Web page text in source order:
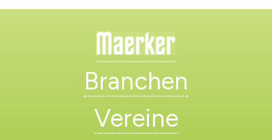
Branchen
Vereine